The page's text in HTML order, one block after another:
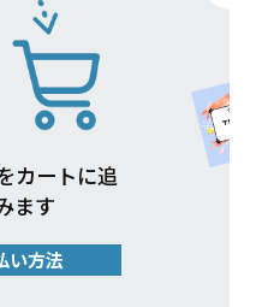
カートに追
ます
い方法